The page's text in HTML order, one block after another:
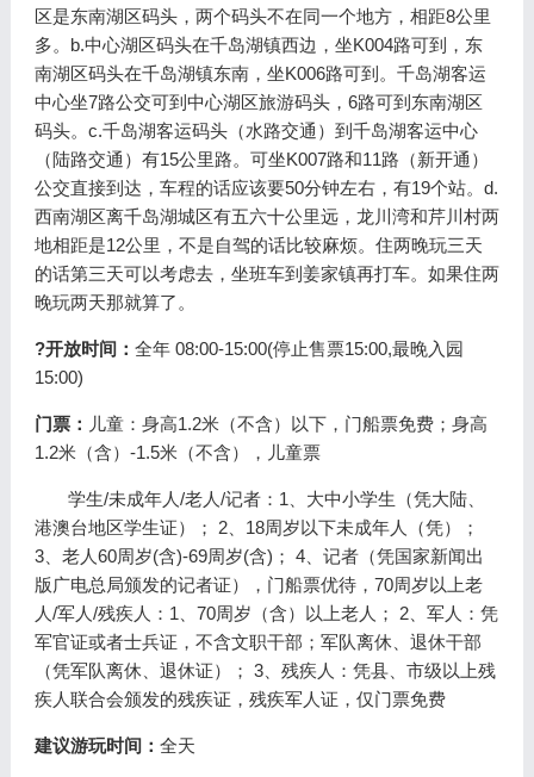
区是东南湖区码头，两个码头不在同一个地方，相距8公里
多。b.中心湖区码头在千岛湖镇西边，坐K004路可到，东
南湖区码头在千岛湖镇东南，坐K006路可到。千岛湖客运
中心坐7路公交可到中心湖区旅游码头，6路可到东南湖区
码头。c.千岛湖客运码头（水路交通）到千岛湖客运中心
（陆路交通）有15公里路。可坐K007路和11路（新开通）
公交直接到达，车程的话应该要50分钟左右，有19个站。d.
西南湖区离千岛湖城区有五六十公里远，龙川湾和芹川村两
地相距是12公里，不是自驾的话比较麻烦。住两晚玩三天
的话第三天可以考虑去，坐班车到姜家镇再打车。如果住两
晚玩两天那就算了。
?开放时间： 全年 08:00-15:00(停止售票15:00,最晚入园
15:00)
门票： 儿童：身高1.2米（不含）以下，门船票免费；身高
1.2米（含）-1.5米（不含），儿童票
学生/未成年人/老人/记者：1、大中小学生（凭大陆、
港澳台地区学生证）； 2、18周岁以下未成年人（凭）；
3、老人60周岁(含)-69周岁(含)； 4、记者（凭国家新闻出
版广电总局颁发的记者证），门船票优待，70周岁以上老
人/军人/残疾人：1、70周岁（含）以上老人； 2、军人：凭
军官证或者士兵证，不含文职干部；军队离休、退休干部
（凭军队离休、退休证）； 3、残疾人：凭县、市级以上残
疾人联合会颁发的残疾证，残疾军人证，仅门票免费
建议游玩时间： 全天